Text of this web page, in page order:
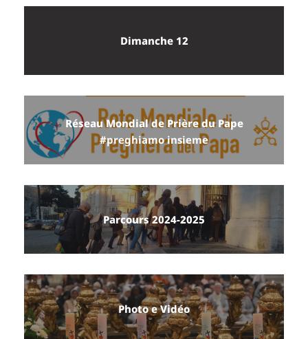
Dimanche 12
Réseau Mondial de Prière du Pape
#preghiamo insieme
Parcours 2024-2025
Photo e Vidéo